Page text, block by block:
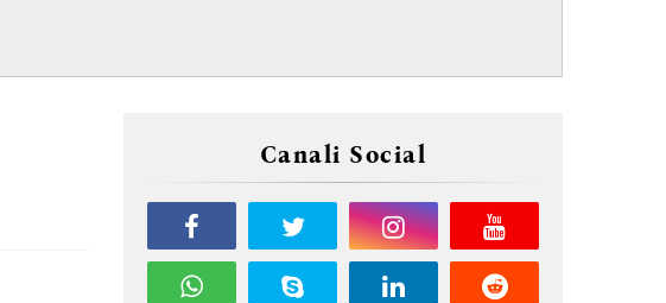
Canali Social